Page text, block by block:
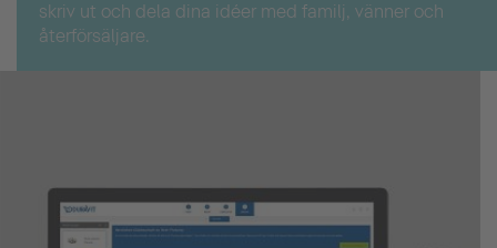
skriv ut och dela dina idéer med familj, vänner och
återförsäljare.